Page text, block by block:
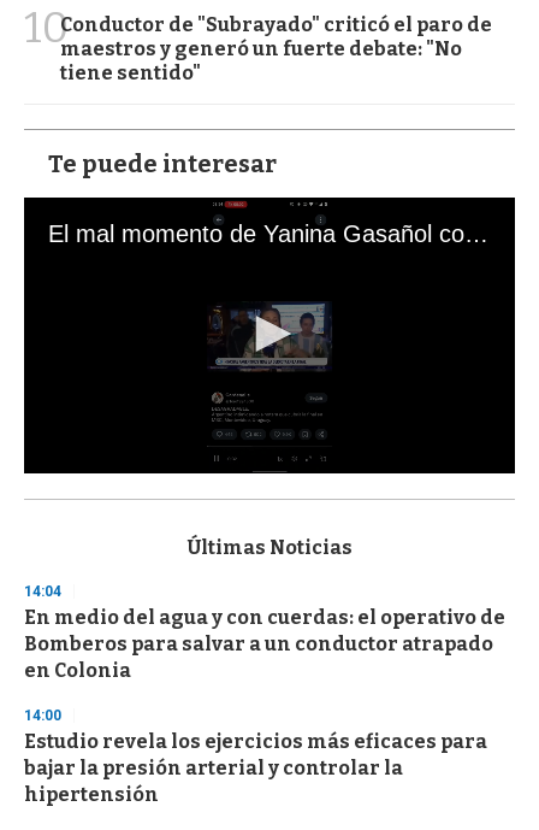
10Conductor de "Subrayado" criticó el paro de
maestros y generó un fuerte debate: "No
tiene sentido"
Te puede interesar
El mal momento de Yanina Gasañol con un hincha argentino en "Subrayado"
s
d
s
o
f
3
s
e
c
o
n
Últimas Noticias
14:04
En medio del agua y con cuerdas: el operativo de
Bomberos para salvar a un conductor atrapado
en Colonia
14:00
Estudio revela los ejercicios más eficaces para
bajar la presión arterial y controlar la
hipertensión